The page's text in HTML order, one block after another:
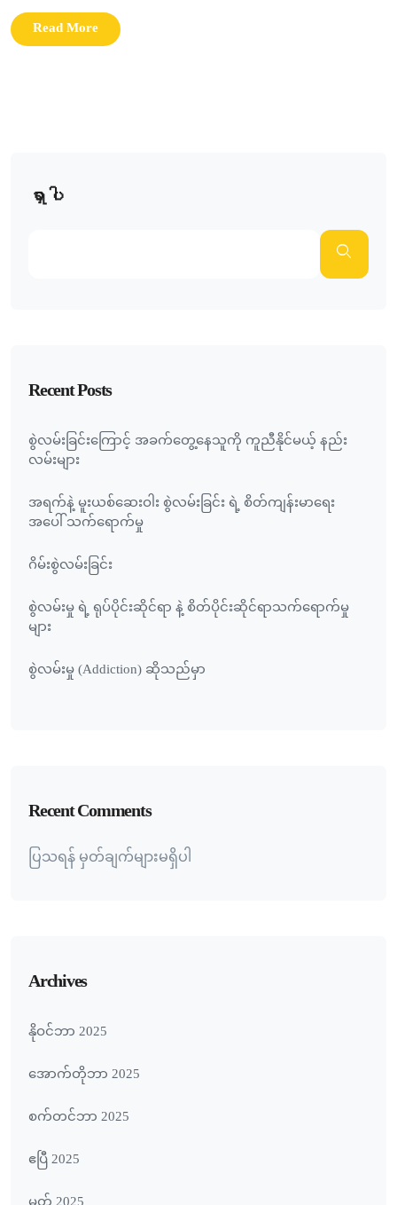
Read More
ရှာပါ
Recent Posts
စွဲလမ်းခြင်းကြောင့် အခက်တွေ့နေသူကို ကူညီနိုင်မယ့် နည်း
လမ်းများ
အရက်နဲ့ မူးယစ်ဆေးဝါး စွဲလမ်းခြင်း ရဲ့ စိတ်ကျန်းမာရေး
အပေါ် သက်ရောက်မှု
ဂိမ်းစွဲလမ်းခြင်း
စွဲလမ်းမှု ရဲ့ ရုပ်ပိုင်းဆိုင်ရာ နဲ့ စိတ်ပိုင်းဆိုင်ရာသက်ရောက်မှု
များ
စွဲလမ်းမှု (Addiction) ဆိုသည်မှာ
Recent Comments
ပြသရန် မှတ်ချက်များမရှိပါ
Archives
နိုဝင်ဘာ 2025
အောက်တိုဘာ 2025
စက်တင်ဘာ 2025
ဧပြီ 2025